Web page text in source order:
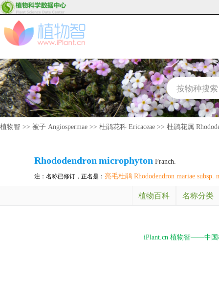
植物智 >> 被子 Angiospermae >> 杜鹃花科 Ericaceae >> 杜鹃花属
Rhododendron microphyton Franch.
注：名称已修订，正名是： 亮毛杜鹃 Rhododendron mariae subsp.
植物百科 名称分类
iPlant.cn 植物智——中国